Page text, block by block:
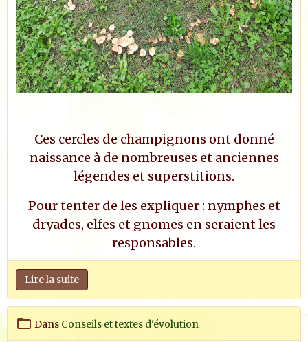
Ces cercles de champignons ont donné
naissance à de nombreuses et anciennes
légendes et superstitions.
Pour tenter de les expliquer : nymphes et
dryades, elfes et gnomes en seraient les
responsables.
Lire la suite
Dans Conseils et textes d'évolution